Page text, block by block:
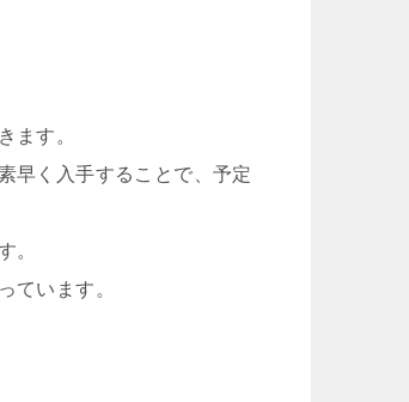
ます。
早く入手することで、予定
。
ています。